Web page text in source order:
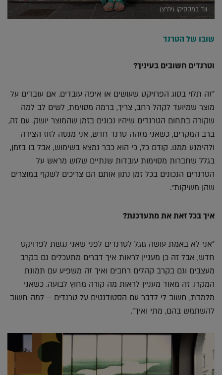
ווד במקסיקו (יח"צ)
שובו של הטרנד
וטרנדים חשובים בעיניך?
"זה תלוי בסוג הפרויקט שעושים או איפה עובדים. אם עובדים על
מוצר שמיועד לקהל רחב, צריך, ברמה מסוימת, לשים לב למה
שקורה בתחום הטרנדים שיהיו נכונים בזמן שהמוצר יושק. עם זה,
ברב המקרים, כשאני מזהה טרנד חדש, אני מנסה לזוז הצידה
ולהימנע ממנו. קודם כל, כי הוא כבר נמצא בשימוש, אבל בו בזמן,
בגלל שחברות מסוימות עובדות שנתיים שלוש מראש על
הטרנדים הנכונים בכל זמן נתון אותם הם צריכים לשקף במוצרים
שהן משיקות".
איך בכל זאת את מתעדכנת?
"אני לא באמת עושה גוגל לטרנדים לפני שאני נגשת לפרויקט
חדש, אבל זה כן מעניין לראות איך דברים מתעכלים גם בקרב
מעצבים וגם בקרב קהלים רחבים ואיך זה משפיע עם תמונת
המקרו. זה מאוד מעניין לראות מה קורה מחוץ לבועה. כשאני
מלמדת, חשוב לי לדבר עם הסטודנטים על טרנדים – למה חשוב
להשתמש בהם, מתי ואיך".